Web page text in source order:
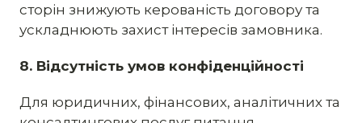
сторін знижують керованість договору та
ускладнюють захист інтересів замовника.
8. Відсутність умов конфіденційності
Для юридичних, фінансових, аналітичних та